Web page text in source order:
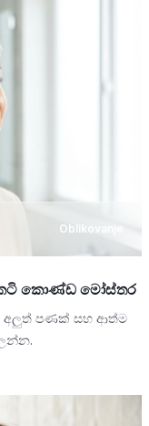
Oblikovanje
කොණ්ඩ මෝස්තර
පණක් සහ ආත්ම